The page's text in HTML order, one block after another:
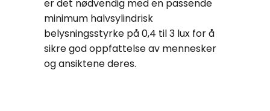
er det nødvendig med en passende
minimum halvsylindrisk
belysningsstyrke på 0,4 til 3 lux for å
sikre god oppfattelse av mennesker
og ansiktene deres.